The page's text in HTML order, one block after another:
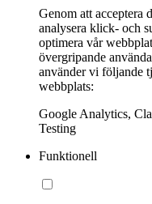
Genom att acceptera
analysera klick- och
optimera vår
övergripande
använder vi följande
webbplats:
Google Analytics,
Testing
Funktionell